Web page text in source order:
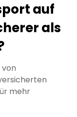
auf
als
mehr